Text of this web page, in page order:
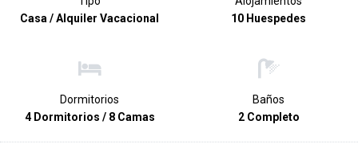
Casa / Alquiler Vacacional
10 Huespedes
Dormitorios
4 Dormitorios / 8 Camas
Baños
2 Completo